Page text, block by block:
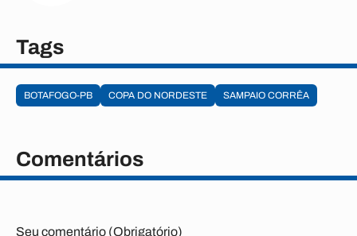
Tags
BOTAFOGO-PB COPA DO NORDESTE SAMPAIO CORRÊA
Comentários
Seu comentário (Obrigatório)